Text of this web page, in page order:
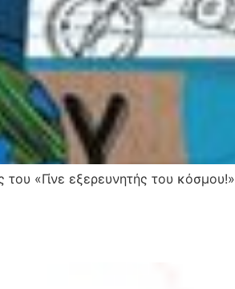
του «Γίνε εξερευνητής του κόσμου!»